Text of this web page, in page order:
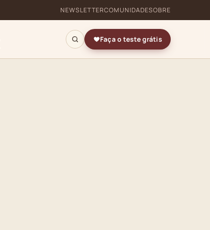
NEWSLETTERCOMUNIDADESOBRE
Faça o teste grátis